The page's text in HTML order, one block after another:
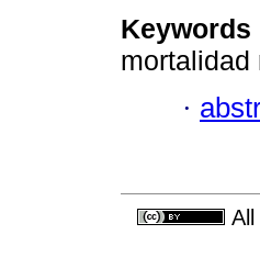
Keywords
mortalidad
·